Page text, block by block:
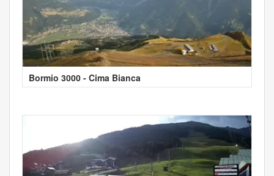
Bormio 3000 - Cima Bianca